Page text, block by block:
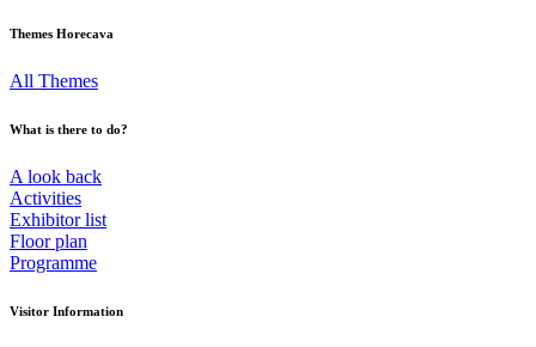
Themes Horecava
All Themes
What is there to do?
A look back
Activities
Exhibitor list
Floor plan
Programme
Visitor Information